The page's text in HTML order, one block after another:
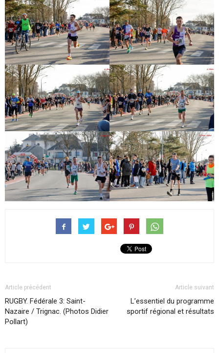
Article précédent
RUGBY. Fédérale 3: Saint-
Nazaire / Trignac. (Photos Didier
Pollart)
Article suivant
L’essentiel du programme
sportif régional et résultats